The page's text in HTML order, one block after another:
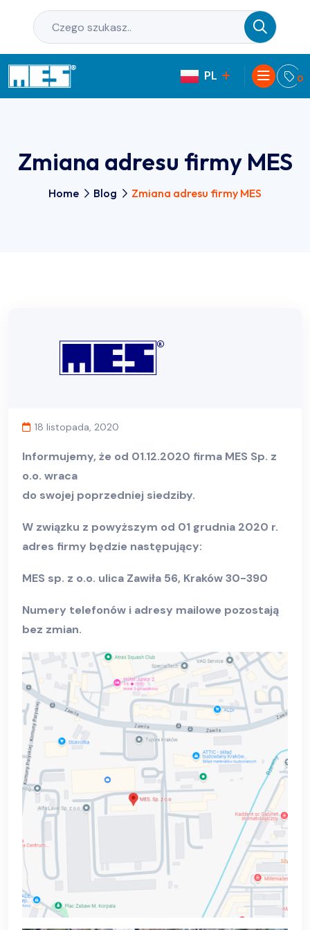
0
PL
EN
Zmiana adresu firmy MES
Home Blog Zmiana adresu firmy MES
18 listopada, 2020
Informujemy, że od 01.12.2020 firma MES Sp. z
o.o. wraca
do swojej poprzedniej siedziby.
W związku z powyższym od 01 grudnia 2020 r.
adres firmy będzie następujący:
MES sp. z o.o. ulica Zawiła 56, Kraków 30-390
Numery telefonów i adresy mailowe pozostają
bez zmian.